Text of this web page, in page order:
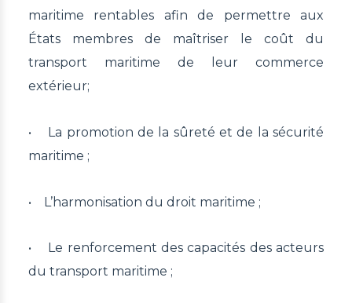
maritime rentables afin de permettre aux
États membres de maîtriser le coût du
transport maritime de leur commerce
extérieur;
• La promotion de la sûreté et de la sécurité
maritime ;
• L’harmonisation du droit maritime ;
• Le renforcement des capacités des acteurs
du transport maritime ;